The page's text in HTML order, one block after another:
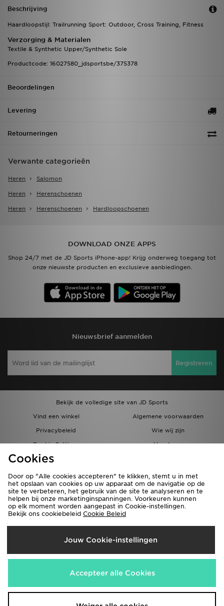
Beschrijving
Haardloopstijl: Trailrunning Sport: Outdoor, Cross Training, Fitness
Verzorging & Materialen
Textile & Synthetic Upper/Synthetic Sole
Productcode: 16027580_jdsportsbe/375378
Beoordelingen
Levering
Retourneringen
Verwante categorieën
Heren Salomon
Heren Herenschoenen
Heren Herenschoenen Hardloopschoenen
DOWNLOAD ONZE APPS
Shop 24/7 met de JD Sports iPhone-app! Krijg onderweg toegang tot
onze nieuwste producten en exclusieve aanbiedingen.
Nieuwsbrief aanmelden
Registreren
Bekijk de volledige site van JD Sports
Vind een winkel
Algemene voorwaarden
Privacybeleid
Wie wij zijn
Cookie Settings
Vacatures
Bestellingen en Levering
Verzenden Naar
België
Wij accepteren de volgende betaalmethoden
Bezoek onze bedrijfswebsite www.jdplc.com
Cookies
Door op "Alle cookies accepteren" te klikken, stemt u in met
het opslaan van cookies op uw apparaat om de navigatie op de
site te verbeteren, het gebruik van de site te analyseren en te
helpen bij onze marketinginspanningen. Voorkeuren kunnen
op elk moment worden aangepast in Cookie-instellingen.
Bekijk ons cookiebeleid Cookie Beleid
Jouw Cookie-instellingen
Accepteer alle Cookies